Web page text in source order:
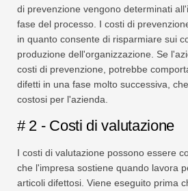
di prevenzione vengono determinati
fase del processo. I costi di
in quanto consente di risparmiare sui
produzione dell'organizzazione. Se
costi di prevenzione, potrebbe
difetti in una fase molto successiva,
costosi per l'azienda.
# 2 - Costi di valutazione
I costi di valutazione possono essere
che l'impresa sostiene quando lavora
articoli difettosi. Viene eseguito prima